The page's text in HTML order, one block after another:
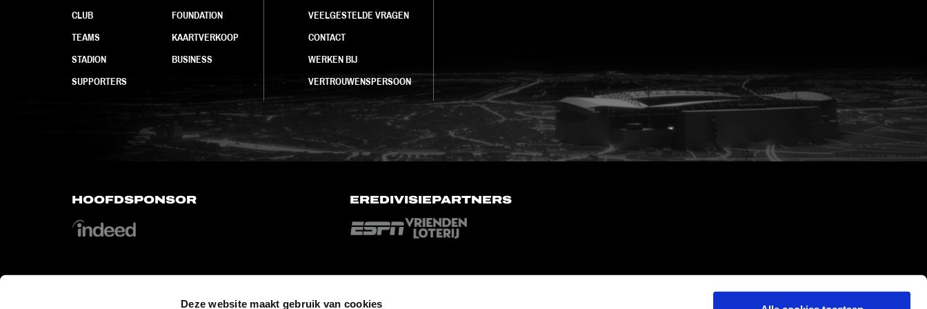
Deze website maakt gebruik van cookies
CLUB
TEAMS
STADION
SUPPORTERS
FOUNDATION
KAARTVERKOOP
BUSINESS
VEELGESTELDE VRAGEN
CONTACT
WERKEN BIJ
VERTROUWENSPERSOON
HOOFDSPONSOR EREDIVISIEPARTNERS